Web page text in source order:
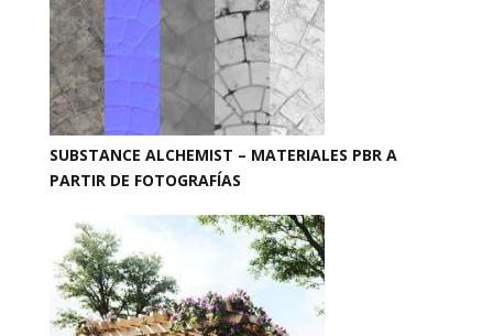
SUBSTANCE ALCHEMIST – MATERIALES PBR A
PARTIR DE FOTOGRAFÍAS